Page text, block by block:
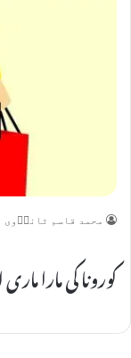
محمد قاسم ٹانڈؔوی
کورونا کی مارا